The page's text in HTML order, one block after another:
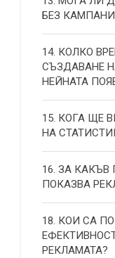
БЕЗ
14. КОЛКО
СЪЗДАВАНЕ
НЕЙНАТА
15. КОГА ЩЕ
НА
16. ЗА КАКЪВ
ПОКАЗВА
18. КОИ СА
РЕКЛАМАТА?